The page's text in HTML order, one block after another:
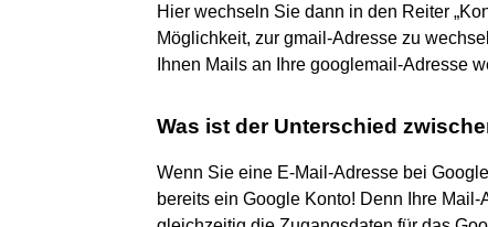
Hier wechseln Sie dann in den Reiter
Möglichkeit, zur gmail-Adresse zu
Ihnen Mails an Ihre googlemail-Adresse
Was ist der Unterschied
Wenn Sie eine E-Mail-Adresse bei
bereits ein Google Konto! Denn Ihre